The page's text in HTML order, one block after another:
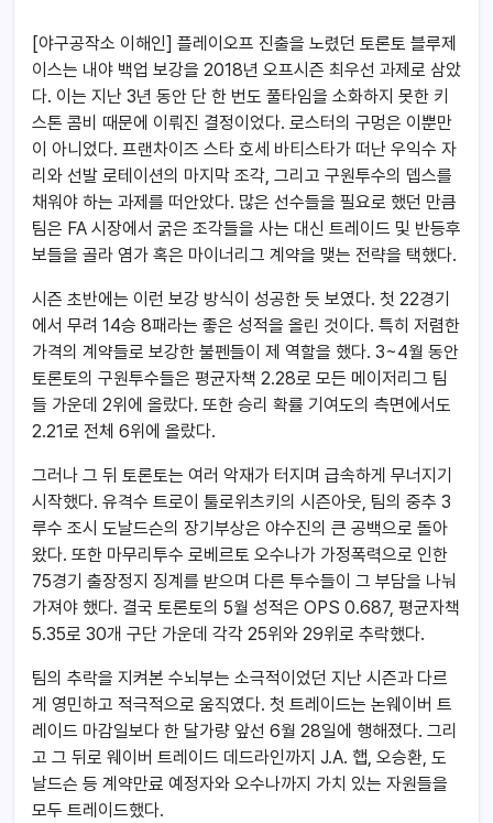
[야구공작소 이해인] 플레이오프 진출을 노렸던 토론토 블루제
이스는 내야 백업 보강을 2018년 오프시즌 최우선 과제로 삼았
다. 이는 지난 3년 동안 단 한 번도 풀타임을 소화하지 못한 키
스톤 콤비 때문에 이뤄진 결정이었다. 로스터의 구멍은 이뿐만
이 아니었다. 프랜차이즈 스타 호세 바티스타가 떠난 우익수 자
리와 선발 로테이션의 마지막 조각, 그리고 구원투수의 뎁스를
채워야 하는 과제를 떠안았다. 많은 선수들을 필요로 했던 만큼
팀은 FA 시장에서 굵은 조각들을 사는 대신 트레이드 및 반등후
보들을 골라 염가 혹은 마이너리그 계약을 맺는 전략을 택했다.
시즌 초반에는 이런 보강 방식이 성공한 듯 보였다. 첫 22경기
에서 무려 14승 8패라는 좋은 성적을 올린 것이다. 특히 저렴한
가격의 계약들로 보강한 불펜들이 제 역할을 했다. 3~4월 동안
토론토의 구원투수들은 평균자책 2.28로 모든 메이저리그 팀
들 가운데 2위에 올랐다. 또한 승리 확률 기여도의 측면에서도
2.21로 전체 6위에 올랐다.
그러나 그 뒤 토론토는 여러 악재가 터지며 급속하게 무너지기
시작했다. 유격수 트로이 툴로위츠키의 시즌아웃, 팀의 중추 3
루수 조시 도날드슨의 장기부상은 야수진의 큰 공백으로 돌아
왔다. 또한 마무리투수 로베르토 오수나가 가정폭력으로 인한
75경기 출장정지 징계를 받으며 다른 투수들이 그 부담을 나눠
가져야 했다. 결국 토론토의 5월 성적은 OPS 0.687, 평균자책
5.35로 30개 구단 가운데 각각 25위와 29위로 추락했다.
팀의 추락을 지켜본 수뇌부는 소극적이었던 지난 시즌과 다르
게 영민하고 적극적으로 움직였다. 첫 트레이드는 논웨이버 트
레이드 마감일보다 한 달가량 앞선 6월 28일에 행해졌다. 그리
고 그 뒤로 웨이버 트레이드 데드라인까지 J.A. 햅, 오승환, 도
날드슨 등 계약만료 예정자와 오수나까지 가치 있는 자원들을
모두 트레이드했다.